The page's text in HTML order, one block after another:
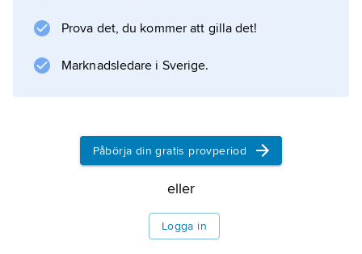
jordbruket. Som premiärminister 1970–76
förde han en alliansfri politik.
Information om artikeln
Prova det, du kommer att gilla det!
Marknadsledare i Sverige.
Påbörja din gratis provperiod
eller
Logga in